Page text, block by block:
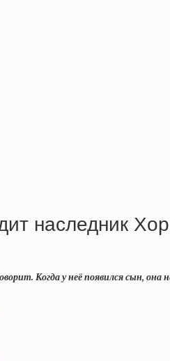
наследник
Когда у неё появился сын,